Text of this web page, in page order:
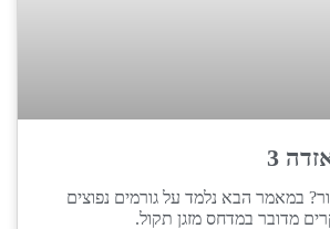
3
במאמר הבא נלמד על גורמים נפוצים
מדובר במדחס מזגן תקול.